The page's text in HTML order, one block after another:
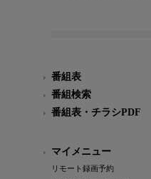
番組表
番組検索
番組表・チラシPDF
マイメニュー
リモート録画予約